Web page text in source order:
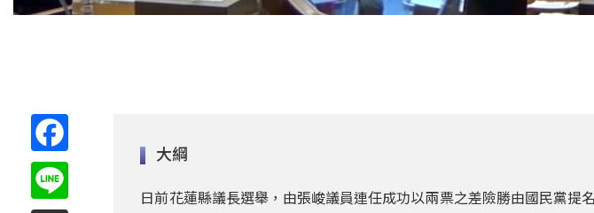
大綱
日前花蓮縣議長選舉，由張峻議員連任成功以兩票之差險勝由國民黨提